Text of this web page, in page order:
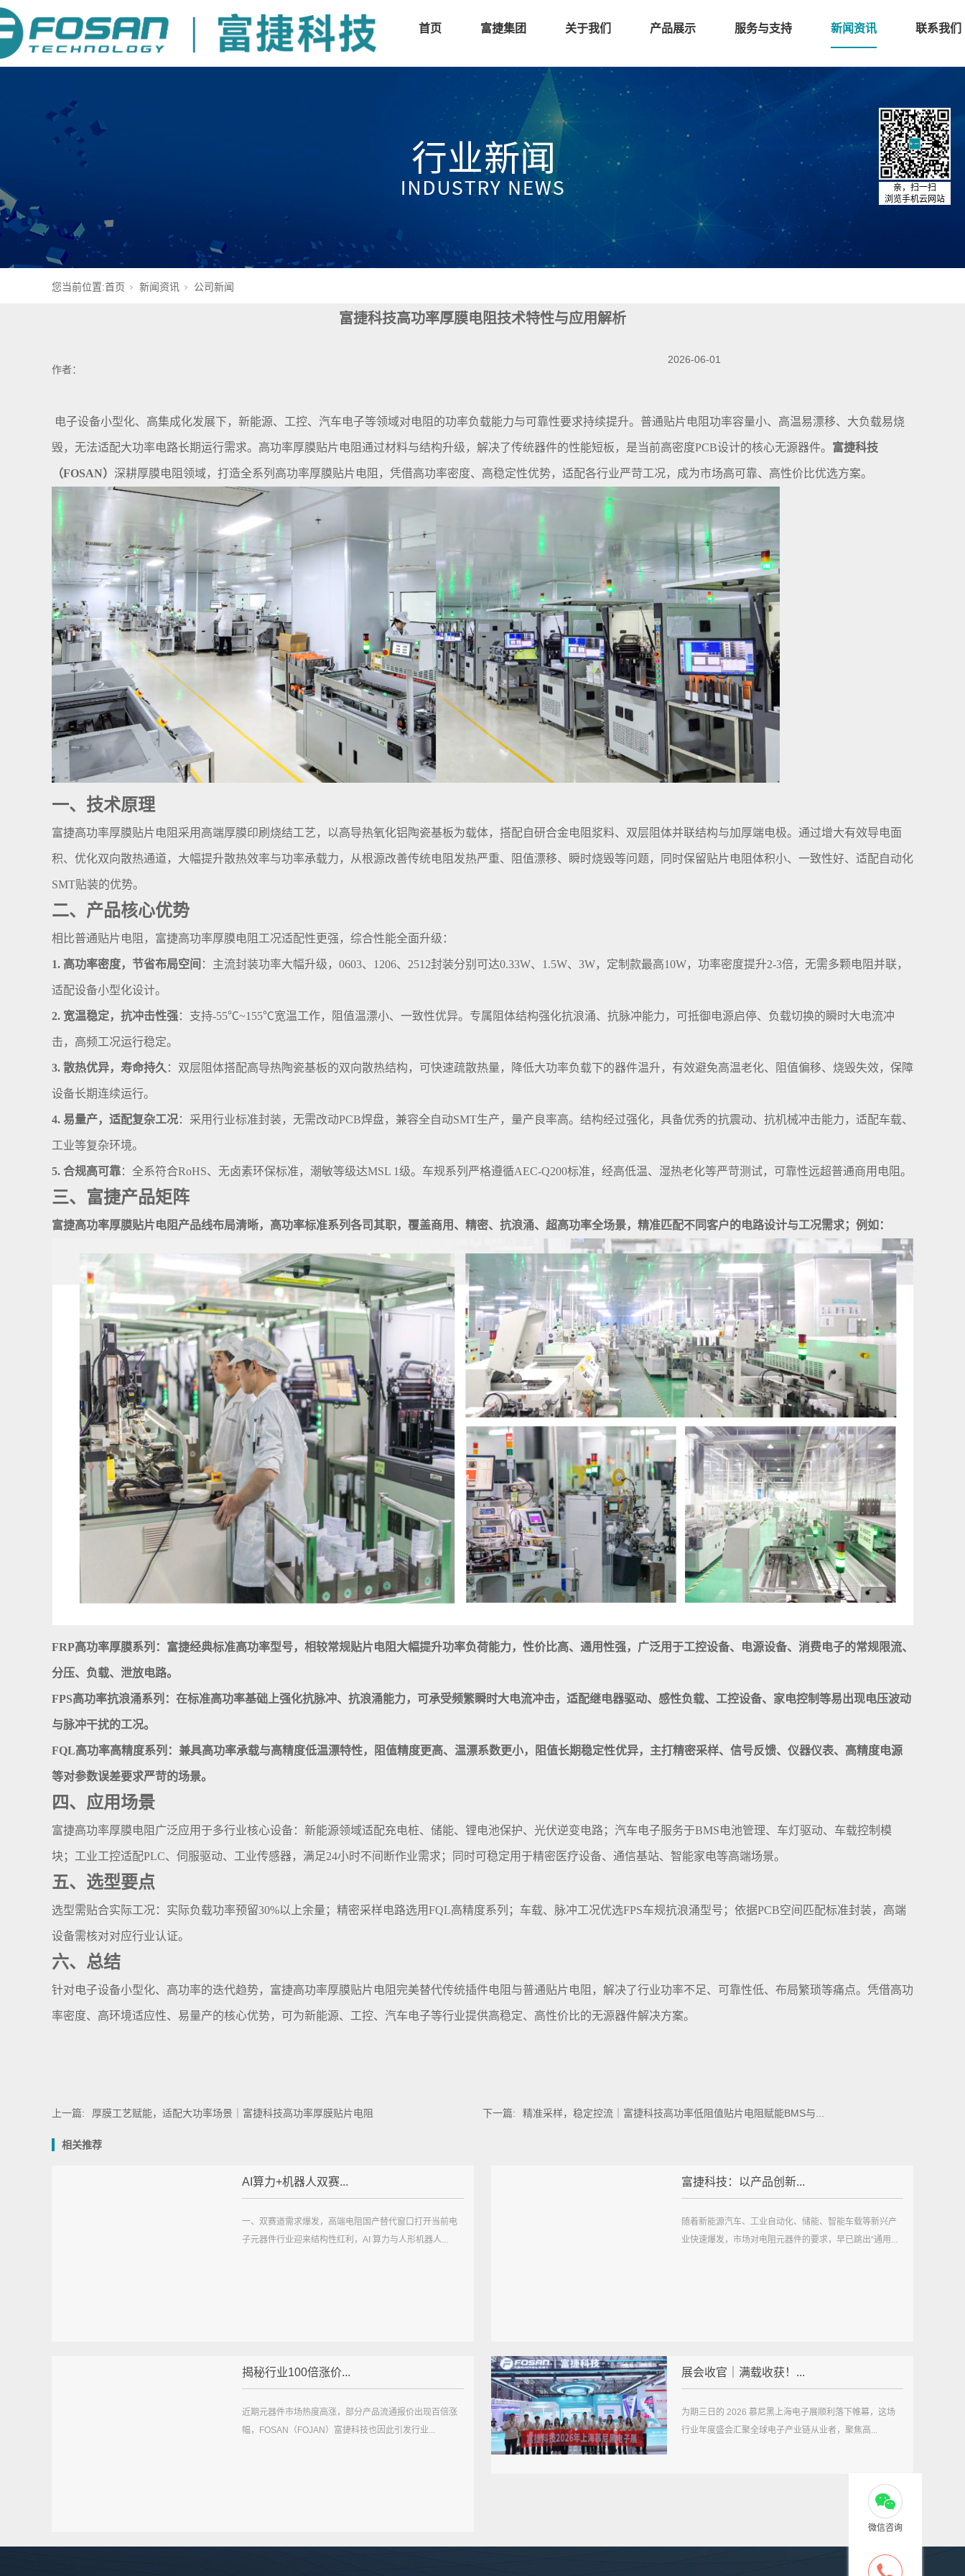
首页 富捷集团 关于我们 产品展示 服务与支持 新闻资讯 联系我们
您当前位置:首页 新闻资讯 公司新闻
富捷科技高功率厚膜电阻技术特性与应用解析
作者：
2026-06-01
电子设备小型化、高集成化发展下，新能源、工控、汽车电子等领域对电阻的功率负载能力与可靠性要求持续提升。普通贴片电阻功率容量小、高温易漂移、大负载易烧
毁，无法适配大功率电路长期运行需求。高功率厚膜贴片电阻通过材料与结构升级，解决了传统器件的性能短板，是当前高密度PCB设计的核心无源器件。 富捷科技
（FOSAN） 深耕厚膜电阻领域，打造全系列高功率厚膜贴片电阻，凭借高功率密度、高稳定性优势，适配各行业严苛工况，成为市场高可靠、高性价比优选方案。
一、技术原理
富捷高功率厚膜贴片电阻采用高端厚膜印刷烧结工艺，以高导热氧化铝陶瓷基板为载体，搭配自研合金电阻浆料、双层阻体并联结构与加厚端电极。通过增大有效导电面
积、优化双向散热通道，大幅提升散热效率与功率承载力，从根源改善传统电阻发热严重、阻值漂移、瞬时烧毁等问题，同时保留贴片电阻体积小、一致性好、适配自动化
SMT贴装的优势。
二、产品核心优势
相比普通贴片电阻，富捷高功率厚膜电阻工况适配性更强，综合性能全面升级：
1. 高功率密度，节省布局空间 ：主流封装功率大幅升级，0603、1206、2512封装分别可达0.33W、1.5W、3W，定制款最高10W，功率密度提升2-3倍，无需多颗电阻并联，
适配设备小型化设计。
2. 宽温稳定，抗冲击性强 ：支持-55℃~155℃宽温工作，阻值温漂小、一致性优异。专属阻体结构强化抗浪涌、抗脉冲能力，可抵御电源启停、负载切换的瞬时大电流冲
击，高频工况运行稳定。
3. 散热优异，寿命持久 ：双层阻体搭配高导热陶瓷基板的双向散热结构，可快速疏散热量，降低大功率负载下的器件温升，有效避免高温老化、阻值偏移、烧毁失效，保障
设备长期连续运行。
4. 易量产，适配复杂工况：采用行业标准封装，无需改动PCB焊盘，兼容全自动SMT生产，量产良率高。结构经过强化，具备优秀的抗震动、抗机械冲击能力，适配车载、
工业等复杂环境。
5. 合规高可靠：全系符合RoHS、无卤素环保标准，潮敏等级达MSL 1级。车规系列严格遵循AEC-Q200标准，经高低温、湿热老化等严苛测试，可靠性远超普通商用电阻。
三、富捷产品矩阵
富捷高功率厚膜贴片电阻产品线布局清晰，高功率标准系列各司其职，覆盖商用、精密、抗浪涌、超高功率全场景，精准匹配不同客户的电路设计与工况需求；例如：
FRP高功率厚膜系列：富捷经典标准高功率型号，相较常规贴片电阻大幅提升功率负荷能力，性价比高、通用性强，广泛用于工控设备、电源设备、消费电子的常规限流、
分压、负载、泄放电路。
FPS高功率抗浪涌系列：在标准高功率基础上强化抗脉冲、抗浪涌能力，可承受频繁瞬时大电流冲击，适配继电器驱动、感性负载、工控设备、家电控制等易出现电压波动
与脉冲干扰的工况。
FQL高功率高精度系列：兼具高功率承载与高精度低温漂特性，阻值精度更高、温漂系数更小，阻值长期稳定性优异，主打精密采样、信号反馈、仪器仪表、高精度电源
等对参数误差要求严苛的场景。
四、应用场景
富捷高功率厚膜电阻广泛应用于多行业核心设备：新能源领域适配充电桩、储能、锂电池保护、光伏逆变电路；汽车电子服务于BMS电池管理、车灯驱动、车载控制模
块；工业工控适配PLC、伺服驱动、工业传感器，满足24小时不间断作业需求；同时可稳定用于精密医疗设备、通信基站、智能家电等高端场景。
五、选型要点
选型需贴合实际工况：实际负载功率预留30%以上余量；精密采样电路选用FQL高精度系列；车载、脉冲工况优选FPS车规抗浪涌型号；依据PCB空间匹配标准封装，高端
设备需核对对应行业认证。
六、总结
针对电子设备小型化、高功率的迭代趋势，富捷高功率厚膜贴片电阻完美替代传统插件电阻与普通贴片电阻，解决了行业功率不足、可靠性低、布局繁琐等痛点。凭借高功
率密度、高环境适应性、易量产的核心优势，可为新能源、工控、汽车电子等行业提供高稳定、高性价比的无源器件解决方案。
上一篇: 厚膜工艺赋能，适配大功率场景｜富捷科技高功率厚膜贴片电阻 下一篇: 精准采样，稳定控流｜富捷科技高功率低阻值贴片电阻赋能BMS与...
相关推荐
AI算力+机器人双赛...
一、双赛道需求爆发，高端电阻国产替代窗口打开当前电
子元器件行业迎来结构性红利，AI 算力与人形机器人...
富捷科技：以产品创新...
随着新能源汽车、工业自动化、储能、智能车载等新兴产
业快速爆发，市场对电阻元器件的要求，早已跳出“通用...
揭秘行业100倍涨价...
近期元器件市场热度高涨，部分产品流通报价出现百倍涨
幅，FOSAN（FOJAN）富捷科技也因此引发行业...
展会收官｜满载收获！...
为期三日的 2026 慕尼黑上海电子展顺利落下帷幕，这场
行业年度盛会汇聚全球电子产业链从业者，聚焦高...
微信咨询
亲，扫一扫
浏览手机云网站